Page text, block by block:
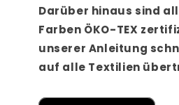
Darüber hinaus sind
Farben ÖKO-TEX
unserer Anleitung
auf alle Textilien